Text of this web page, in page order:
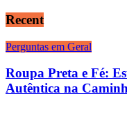
Recent
Perguntas em Geral
Roupa Preta e Fé:
Autêntica na